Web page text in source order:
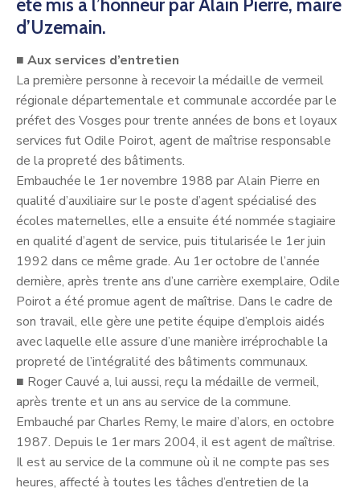
été mis à l’honneur par Alain Pierre, maire
d’Uzemain.
■ Aux services d’entretien
La première personne à recevoir la médaille de vermeil
régionale départementale et communale accordée par le
préfet des Vosges pour trente années de bons et loyaux
services fut Odile Poirot, agent de maîtrise responsable
de la propreté des bâtiments.
Embauchée le 1er novembre 1988 par Alain Pierre en
qualité d’auxiliaire sur le poste d’agent spécialisé des
écoles maternelles, elle a ensuite été nommée stagiaire
en qualité d’agent de service, puis titularisée le 1er juin
1992 dans ce même grade. Au 1er octobre de l’année
dernière, après trente ans d’une carrière exemplaire, Odile
Poirot a été promue agent de maîtrise. Dans le cadre de
son travail, elle gère une petite équipe d’emplois aidés
avec laquelle elle assure d’une manière irréprochable la
propreté de l’intégralité des bâtiments communaux.
■ Roger Cauvé a, lui aussi, reçu la médaille de vermeil,
après trente et un ans au service de la commune.
Embauché par Charles Remy, le maire d’alors, en octobre
1987. Depuis le 1er mars 2004, il est agent de maîtrise.
Il est au service de la commune où il ne compte pas ses
heures, affecté à toutes les tâches d’entretien de la